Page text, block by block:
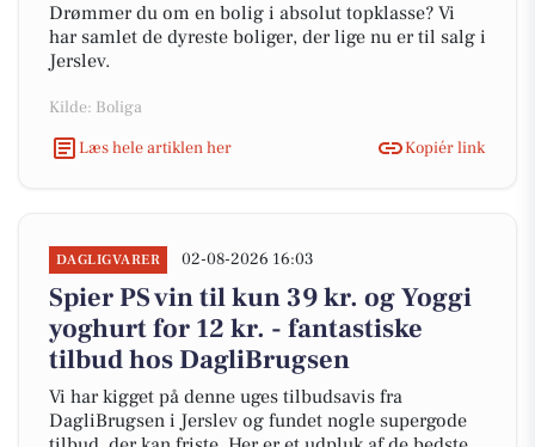
Drømmer du om en bolig i absolut topklasse? Vi
har samlet de dyreste boliger, der lige nu er til salg i
Jerslev.
Kilde: Boliga
Læs hele artiklen her
Kopiér link
DAGLIGVARER 02-08-2026 16:03
Spier PS vin til kun 39 kr. og Yoggi
yoghurt for 12 kr. - fantastiske
tilbud hos DagliBrugsen
Vi har kigget på denne uges tilbudsavis fra
DagliBrugsen i Jerslev og fundet nogle supergode